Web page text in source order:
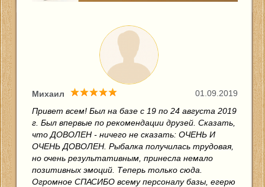
Отзывы
Отчеты о рыбалке
01.09.2019
Михаил
Привет всем! Был на базе с 19 по 24 августа 2019
г. Был впервые по рекомендации друзей. Сказать,
что ДОВОЛЕН - ничего не сказать: ОЧЕНЬ И
ОЧЕНЬ ДОВОЛЕН. Рыбалка получилась трудовая,
но очень результативным, принесла немало
позитивных эмоций. Теперь только сюда.
Огромное СПАСИБО всему персоналу базы, егерю